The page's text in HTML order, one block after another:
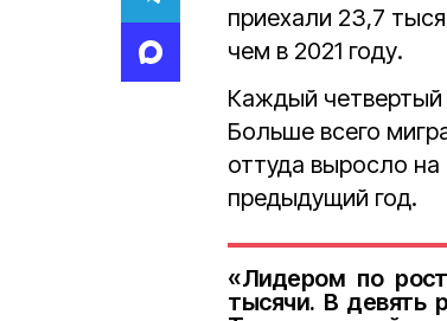
приехали 23,7
чем в 2021 году.
Каждый четвертый
Больше всего
оттуда выросло на
предыдущий год.
«Лидером по
тысячи. В девять